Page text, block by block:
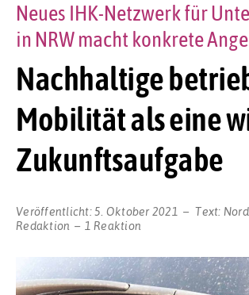
Nachhaltige
Mobilität als eine
Zukunftsaufgabe
Neues IHK-Netzwerk für
in NRW macht konkrete
Veröffentlicht:5. Oktober 2021 Text:
Redaktion
1 Reaktion